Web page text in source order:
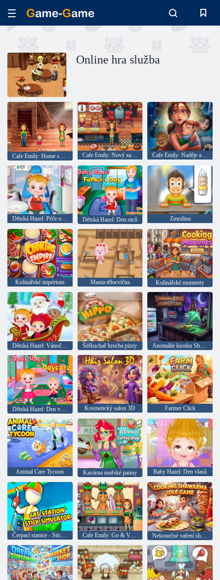
Online hra služba
Cafe Emily: Home sweet home Cafe Emily: Nový začátek Cafe Emily: Naděje a obavy
Dětská Hazel: Péče o zuby Dětská Hazel: Den otců Zmrzlina
Kulinářské impérium Mania tělocvična Kulinářské momenty
Dětská Hazel: Vánoční překvapení Šéfkuchař hrocha pizzy Anomálie kiosku Shawarma
Kosmetický salon 3D Farmer Click
Animal Care Tycoon Kavárna mořské panny Baby Hazel: Den vlasů
Čerpací stanice - Stickman simulátor Cafe Emily: Go & Vaření Nekonečné vaření shawarma